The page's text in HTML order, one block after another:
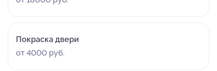
Покраска двери
от 4000 руб.